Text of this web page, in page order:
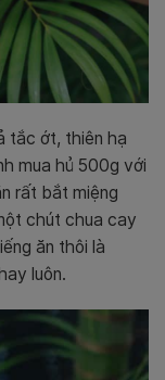
tắc ớt, thiên hạ
mua hủ 500g với
rất bắt miệng
chút chua cay
ăn thôi là
luôn.